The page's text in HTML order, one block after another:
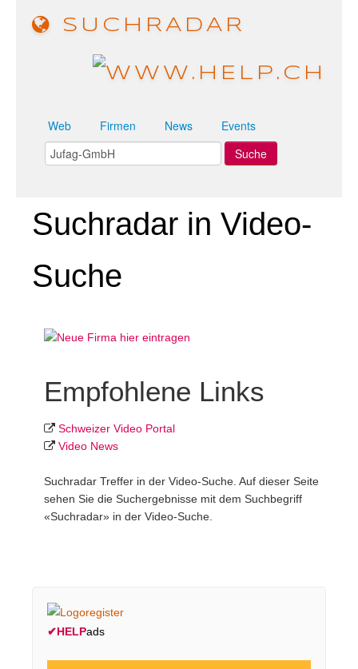
SUCHRADAR
Web Firmen News Events
Suchradar in Video-
Suche
Empfohlene Links
Schweizer Video Portal
Video News
Suchradar Treffer in der Video-Suche. Auf dieser Seite
sehen Sie die Suchergebnisse mit dem Suchbegriff
«Suchradar» in der Video-Suche.
✔HELPads